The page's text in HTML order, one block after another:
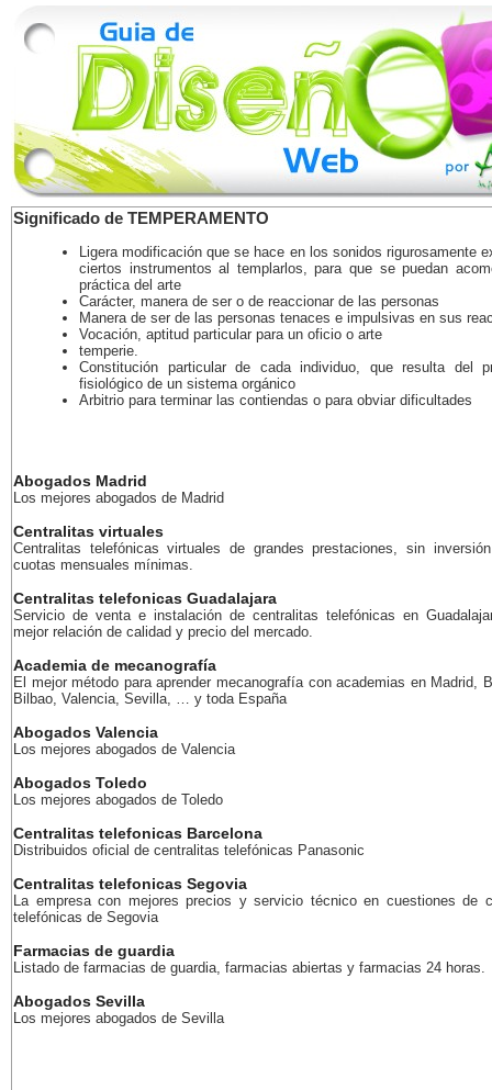
Significado de TEMPERAMENTO
Ligera modificación que se hace en los sonidos rigurosamente
ciertos instrumentos al templarlos, para que se puedan
práctica del arte
Carácter, manera de ser o de reaccionar de las personas
Manera de ser de las personas tenaces e impulsivas en sus
Vocación, aptitud particular para un oficio o arte
temperie.
Constitución particular de cada individuo, que resulta del
fisiológico de un sistema orgánico
Arbitrio para terminar las contiendas o para obviar dificultades
Abogados Madrid
Los mejores abogados de Madrid
Centralitas virtuales
Centralitas telefónicas virtuales de grandes prestaciones, sin
cuotas mensuales mínimas.
Centralitas telefonicas Guadalajara
Servicio de venta e instalación de centralitas telefónicas en
mejor relación de calidad y precio del mercado.
Academia de mecanografía
El mejor método para aprender mecanografía con academias en Madrid,
Bilbao, Valencia, Sevilla, … y toda España
Abogados Valencia
Los mejores abogados de Valencia
Abogados Toledo
Los mejores abogados de Toledo
Centralitas telefonicas Barcelona
Distribuidos oficial de centralitas telefónicas Panasonic
Centralitas telefonicas Segovia
La empresa con mejores precios y servicio técnico en cuestiones de
telefónicas de Segovia
Farmacias de guardia
Listado de farmacias de guardia, farmacias abiertas y farmacias 24 horas.
Abogados Sevilla
Los mejores abogados de Sevilla